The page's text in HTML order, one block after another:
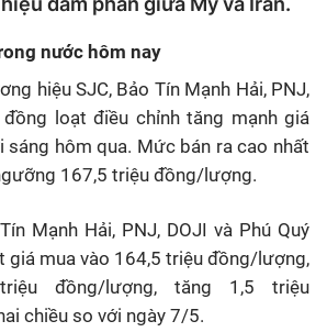
nước hôm nay
hiệu SJC, Bảo Tín Mạnh Hải, PNJ,
đồng loạt điều chỉnh tăng mạnh giá
sáng hôm qua. Mức bán ra cao nhất
167,5 triệu đồng/lượng.
Mạnh Hải, PNJ, DOJI và Phú Quý
giá mua vào 164,5 triệu đồng/lượng,
đồng/lượng, tăng 1,5 triệu
chiều so với ngày 7/5.